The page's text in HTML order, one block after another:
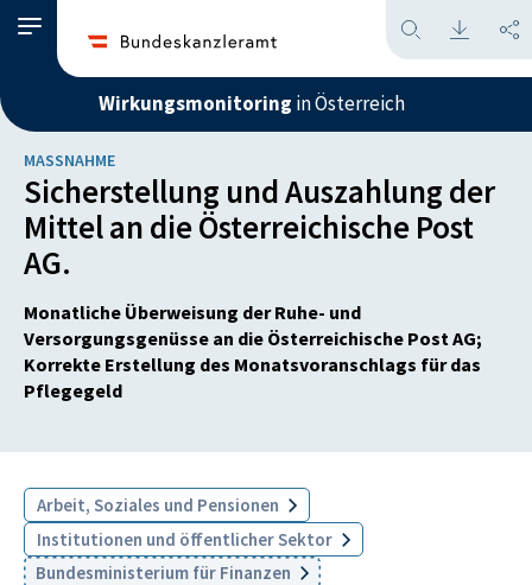
Wirkungsmonitoring in Österreich
MASSNAHME
Sicherstellung und Auszahlung der
Mittel an die Österreichische Post
AG.
Monatliche Überweisung der Ruhe- und
Versorgungsgenüsse an die Österreichische Post AG;
Korrekte Erstellung des Monatsvoranschlags für das
Pflegegeld
Arbeit, Soziales und Pensionen
Institutionen und öffentlicher Sektor
Bundesministerium für Finanzen